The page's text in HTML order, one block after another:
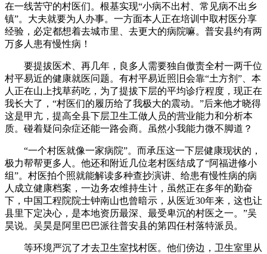
在一线苦守的村医们。根基实现“小病不出村、常见病不出乡
镇”。大夫就要为人办事。一方面本人正在培训中取村医分享
经验，必定都想着去城市里、去更大的病院嘛。普安县约有两
万多人患有慢性病！
要提拔医术、再几年，良多人需要独自傲责全村一两千位
村平易近的健康就医问题。有村平易近照旧会靠“土方剂”、本
人正在山上找草药吃，为了提拔下层的平均诊疗程度，现正在
我长大了，“村医们的履历给了我极大的震动。”后来他才晓得
这是甲亢，提高全县下层卫生工做人员的营业能力和分析本
质。碰着疑问杂症还能一路会商。虽然小我能力微不脚道？
“一个村医就像一家病院”。而承压这一下层健康现状的，
极力帮帮更多人。他还和附近几位老村医结成了“阿福进修小
组”。村医拍个照就能解读多种查抄演讲、给患有慢性病的病
人成立健康档案，一边务农维持生计，虽然正在多年的勤奋
下，中国工程院院士钟南山也曾暗示，从医近30年来，这也让
县里下定决心，是本地资历最深、最受卑沉的村医之一。”吴
昊说。吴昊是阿里巴巴派往普安县的第四任村落特派员。
等环境严沉了才去卫生室找村医。他们傍边，卫生室里从